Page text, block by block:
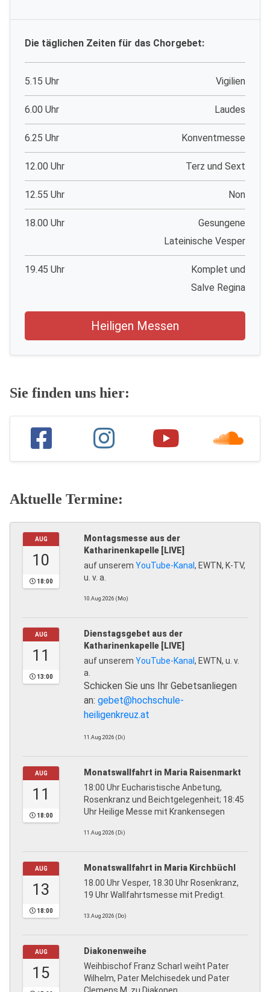
Die täglichen Zeiten für das Chorgebet:
5.15 Uhr Vigilien
6.00 Uhr Laudes
6.25 Uhr Konventmesse
12.00 Uhr Terz und Sext
12.55 Uhr Non
18.00 Uhr
Gesungene
Lateinische Vesper
19.45 Uhr
Komplet und
Salve Regina
Heiligen Messen
Sie finden uns hier:
Aktuelle Termine:
AUG
10
18:00
Montagsmesse aus der
Katharinenkapelle [LIVE]
auf unserem YouTube-Kanal, EWTN, K-TV,
u. v. a.
10.Aug.2026 (Mo)
AUG
11
13:00
Dienstagsgebet aus der
Katharinenkapelle [LIVE]
auf unserem YouTube-Kanal, EWTN, u. v.
a.
Schicken Sie uns Ihr Gebetsanliegen
an: gebet@hochschule-
heiligenkreuz.at
11.Aug.2026 (Di)
AUG
11
18:00
Monatswallfahrt in Maria Raisenmarkt
18:00 Uhr Eucharistische Anbetung,
Rosenkranz und Beichtgelegenheit; 18:45
Uhr Heilige Messe mit Krankensegen
11.Aug.2026 (Di)
AUG
13
18:00
Monatswallfahrt in Maria Kirchbüchl
18.00 Uhr Vesper, 18.30 Uhr Rosenkranz,
19 Uhr Wallfahrtsmesse mit Predigt.
13.Aug.2026 (Do)
AUG
15
Diakonenweihe
Weihbischof Franz Scharl weiht Pater
Wilhelm, Pater Melchisedek und Pater